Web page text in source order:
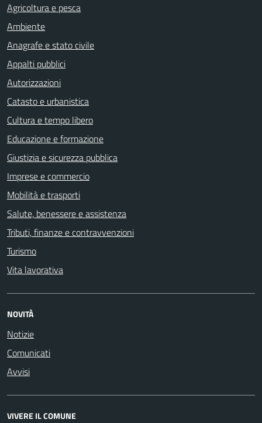
Agricoltura e pesca
Ambiente
Anagrafe e stato civile
Appalti pubblici
Autorizzazioni
Catasto e urbanistica
Cultura e tempo libero
Educazione e formazione
Giustizia e sicurezza pubblica
Imprese e commercio
Mobilità e trasporti
Salute, benessere e assistenza
Tributi, finanze e contravvenzioni
Turismo
Vita lavorativa
NOVITÀ
Notizie
Comunicati
Avvisi
VIVERE IL COMUNE